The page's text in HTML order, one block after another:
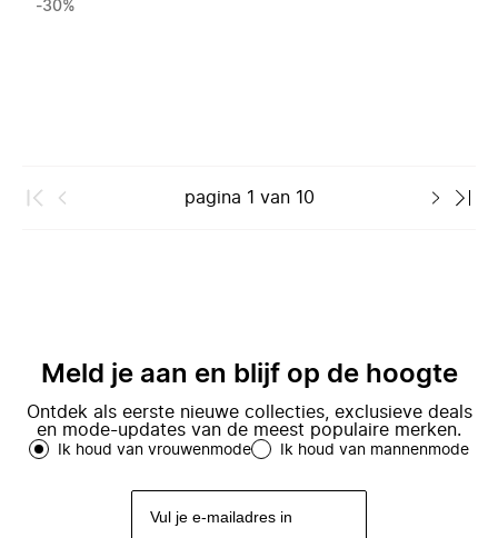
-30%
pagina 1 van 10
Meld je aan en blijf op de hoogte
Ontdek als eerste nieuwe collecties, exclusieve deals
en mode-updates van de meest populaire merken.
Ik houd van vrouwenmode Ik houd van mannenmode